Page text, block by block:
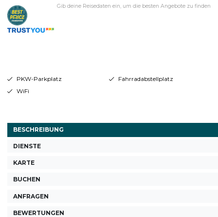
Gib deine Reisedaten ein, um die besten Angebote zu finden
PKW-Parkplatz
Fahrradabstellplatz
WiFi
BESCHREIBUNG
DIENSTE
KARTE
BUCHEN
ANFRAGEN
BEWERTUNGEN